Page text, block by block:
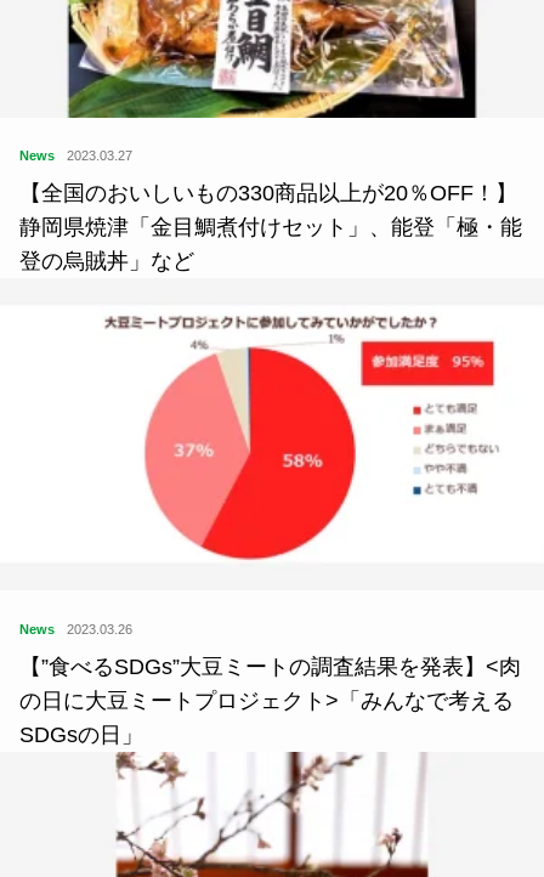
News 2023.03.27
【全国のおいしいもの330商品以上が20％OFF！】
静岡県焼津「金目鯛煮付けセット」、能登「極・能
登の烏賊丼」など
News 2023.03.26
【”食べるSDGs”大豆ミートの調査結果を発表】<肉
の日に大豆ミートプロジェクト>「みんなで考える
SDGsの日」